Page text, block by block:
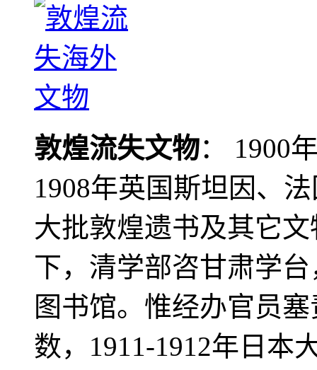
敦煌流失文物： 1900
1908年英国斯坦因、
大批敦煌遗书及其它
下，清学部咨甘肃学
图书馆。惟经办官员
数，1911-1912年日本